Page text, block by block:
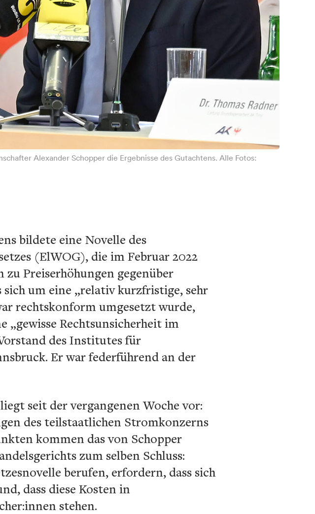
Alexander Schopper die Ergebnisse des Gutachtens. Alle Fotos:
bildete eine Novelle des
(ElWOG), die im Februar 2022
Preiserhöhungen gegenüber
um eine „relativ kurzfristige, sehr
rechtskonform umgesetzt wurde,
„gewisse Rechtsunsicherheit im
des Institutes für
Er war federführend an der
seit der vergangenen Woche vor:
des teilstaatlichen Stromkonzerns
kommen das von Schopper
zum selben Schluss:
berufen, erfordern, dass sich
dass diese Kosten in
stehen.